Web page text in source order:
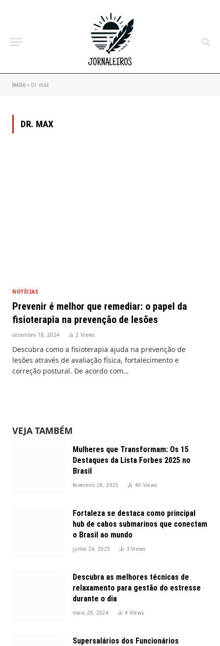
Início » Dr. max
DR. MAX
NOTÍCIAS
Prevenir é melhor que remediar: o papel da
fisioterapia na prevenção de lesões
setembro 18, 2024 2Views
Descubra como a fisioterapia ajuda na prevenção de
lesões através de avaliação física, fortalecimento e
correção postural. De acordo com…
VEJA TAMBÉM
Mulheres que Transformam: Os 15
Destaques da Lista Forbes 2025 no
Brasil
fevereiro 28, 2025 40 Views
Fortaleza se destaca como principal
hub de cabos submarinos que conectam
o Brasil ao mundo
junho 24, 2025 3Views
Descubra as melhores técnicas de
relaxamento para gestão do estresse
durante o dia
maio 29, 2024 4 Views
Supersalários dos Funcionários